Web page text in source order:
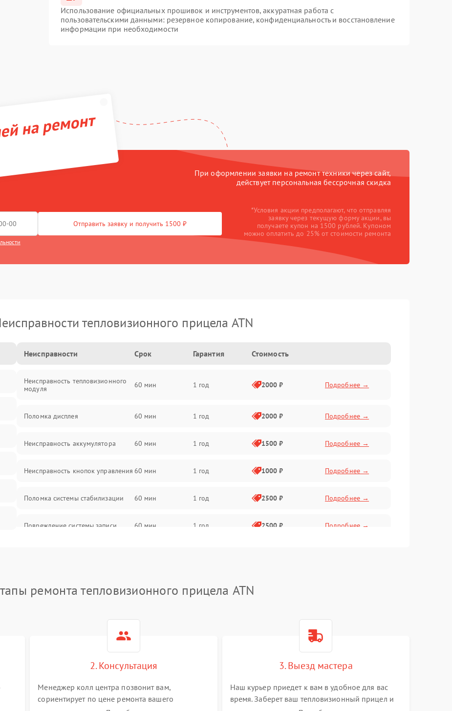
Использование официальных прошивок и инструментов, аккуратная работа с
пользовательскими данными: резервное копирование, конфиденциальность и восстановление
информации при необходимости
на ремонт
При оформлении заявки на ремонт техники через сайт,
действует персональная бессрочная скидка
Отправить заявку и получить 1500 ₽
*Условия акции предполагают, что отправляя
заявку через текущую форму акции, вы
получаете купон на 1500 рублей. Купоном
можно оплатить до 25% от стоимости ремонта
тепловизионного прицела ATN
Неисправности Срок Гарантия Стоимость
Неисправность тепловизионного
модуля
60 мин 1 год 2000 ₽ Подробнее →
Поломка дисплея 60 мин 1 год 2000 ₽ Подробнее →
Неисправность аккумулятора 60 мин 1 год 1500 ₽ Подробнее →
Неисправность кнопок управления 60 мин 1 год 1000 ₽ Подробнее →
Поломка системы стабилизации 60 мин 1 год 2500 ₽ Подробнее →
Повреждение системы записи 60 мин 1 год 2500 ₽ Подробнее →
автоматического отключения
короткого замыкания
ремонта тепловизионного прицела ATN
2. Консультация
Менеджер колл центра позвонит вам,
сориентирует по цене ремонта вашего
3. Выезд мастера
Наш курьер приедет к вам в удобное для вас
время. Заберет ваш тепловизионный прицел и